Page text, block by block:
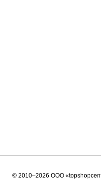
© 2010–2026 ООО